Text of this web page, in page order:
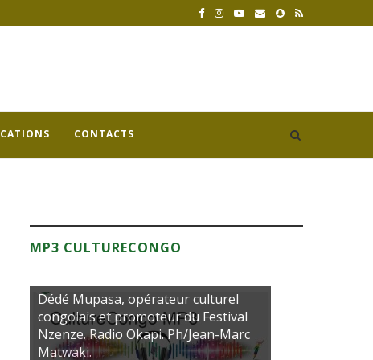
CONTACTS
MP3 CULTURECONGO
Dédé Mupasa, opérateur culturel
congolais et promoteur du Festival
Nzenze. Radio Okapi. Ph/Jean-Marc
Matwaki.